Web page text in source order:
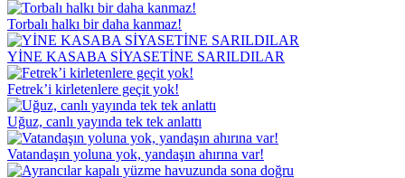
Torbalı halkı bir daha kanmaz!
YİNE KASABA SİYASETİNE SARILDILAR
Fetrek’i kirletenlere geçit yok!
Uğuz, canlı yayında tek tek anlattı
Vatandaşın yoluna yok, yandaşın ahırına var!